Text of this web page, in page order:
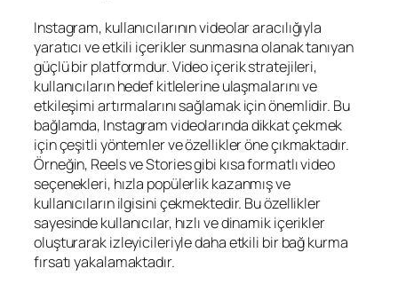
Instagram, kullanıcılarının videolar aracılığıyla
yaratıcı ve etkili içerikler sunmasına olanak tanıyan
güçlü bir platformdur. Video içerik stratejileri,
kullanıcıların hedef kitlelerine ulaşmalarını ve
etkileşimi artırmalarını sağlamak için önemlidir. Bu
bağlamda, Instagram videolarında dikkat çekmek
için çeşitli yöntemler ve özellikler öne çıkmaktadır.
Örneğin, Reels ve Stories gibi kısa formatlı video
seçenekleri, hızla popülerlik kazanmış ve
kullanıcıların ilgisini çekmektedir. Bu özellikler
sayesinde kullanıcılar, hızlı ve dinamik içerikler
oluşturarak izleyicileriyle daha etkili bir bağ kurma
fırsatı yakalamaktadır.